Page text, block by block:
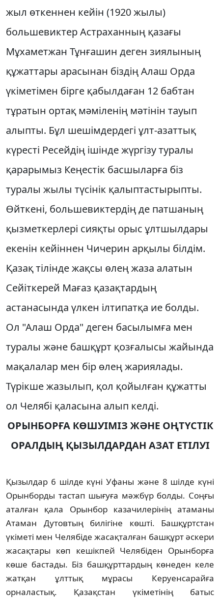
жыл өткеннен кейiн (1920 жылы)
большевиктер Астраханның қазағы
Мұхаметжан Тұнғашин деген зиялының
құжаттары арасынан бiздiң Алаш Орда
үкiметiмен бiрге қабылдаған 12 бабтан
тұратын ортақ мәмiленiң мәтiнiн тауып
алыпты. Бұл шешiмдердегi ұлт-азаттық
күрестi Ресейдiң iшiнде жүргiзу туралы
қарарымыз Кеңестiк басшыларға бiз
туралы жылы түсiнiк қалыптастырыпты.
Өйткенi, большевиктердiң де патшаның
қызметкерлерi сияқты орыс ұлтшылдары
екенiн кейiннен Чичерин арқылы бiлдiм.
Қазақ тiлiнде жақсы өлең жаза алатын
Сейiткерей Мағаз қазақтардың
астанасында үлкен iлтипатқа ие болды.
Ол "Алаш Орда" деген басылымға мен
туралы және башқұрт қозғалысы жайында
мақалалар мен бiр өлең жариялады.
Түрiкше жазылып, қол қойылған құжатты
ол Челябi қаласына алып келдi.
ОРЫНБОРҒА КӨШУIМIЗ ЖӘНЕ ОҢТҮСТIК
ОРАЛДЫҢ ҚЫЗЫЛДАРДАН АЗАТ ЕТIЛУI
Қызылдар 6 шiлде күнi Уфаны және 8 шiлде күнi
Орынборды тастап шығуға мәжбүр болды. Соңғы
аталған қала Орынбор казачилерiнiң атаманы
Атаман Дутовтың билiгiне көштi. Башқұртстан
үкiметi мен Челябiде жасақталған башқұрт әскери
жасақтары көп кешiкпей Челябiден Орынборға
көше бастады. Бiз башқұрттардың көнеден келе
жатқан ұлттық мұрасы Керуенсарайға
орналастық. Қазақстан үкiметiнiң батыс